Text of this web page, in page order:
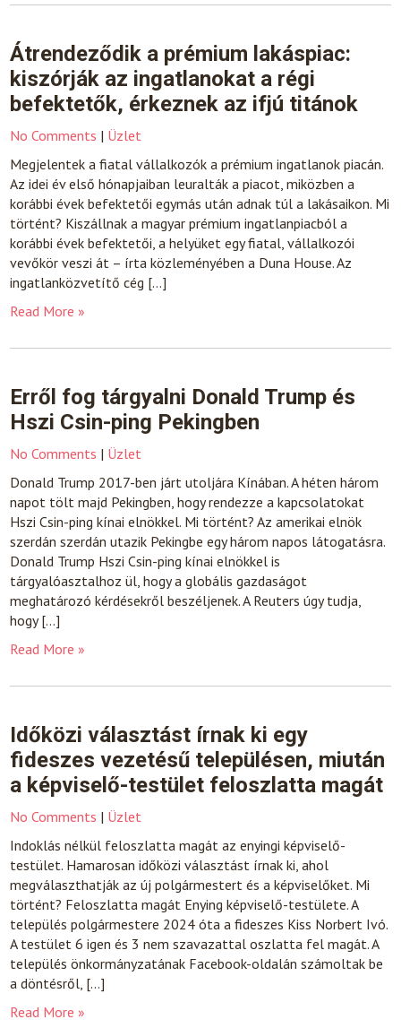
Átrendeződik a prémium lakáspiac:
kiszórják az ingatlanokat a régi
befektetők, érkeznek az ifjú titánok
No Comments | Üzlet
Megjelentek a fiatal vállalkozók a prémium ingatlanok piacán.
Az idei év első hónapjaiban leuralták a piacot, miközben a
korábbi évek befektetői egymás után adnak túl a lakásaikon. Mi
történt? Kiszállnak a magyar prémium ingatlanpiacból a
korábbi évek befektetői, a helyüket egy fiatal, vállalkozói
vevőkör veszi át – írta közleményében a Duna House. Az
ingatlanközvetítő cég […]
Read More »
Erről fog tárgyalni Donald Trump és
Hszi Csin-ping Pekingben
No Comments | Üzlet
Donald Trump 2017-ben járt utoljára Kínában. A héten három
napot tölt majd Pekingben, hogy rendezze a kapcsolatokat
Hszi Csin-ping kínai elnökkel. Mi történt? Az amerikai elnök
szerdán szerdán utazik Pekingbe egy három napos látogatásra.
Donald Trump Hszi Csin-ping kínai elnökkel is
tárgyalóasztalhoz ül, hogy a globális gazdaságot
meghatározó kérdésekről beszéljenek. A Reuters úgy tudja,
hogy […]
Read More »
Időközi választást írnak ki egy
fideszes vezetésű településen, miután
a képviselő-testület feloszlatta magát
No Comments | Üzlet
Indoklás nélkül feloszlatta magát az enyingi képviselő-
testület. Hamarosan időközi választást írnak ki, ahol
megválaszthatják az új polgármestert és a képviselőket. Mi
történt? Feloszlatta magát Enying képviselő-testülete. A
település polgármestere 2024 óta a fideszes Kiss Norbert Ivó.
A testület 6 igen és 3 nem szavazattal oszlatta fel magát. A
település önkormányzatának Facebook-oldalán számoltak be
a döntésről, […]
Read More »